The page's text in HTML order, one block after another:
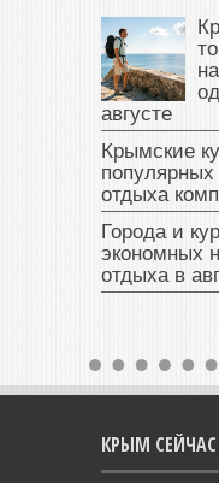
августе
Крымские
отдыха
Города и
экономных
отдыха в
КРЫМ СЕЙЧАС